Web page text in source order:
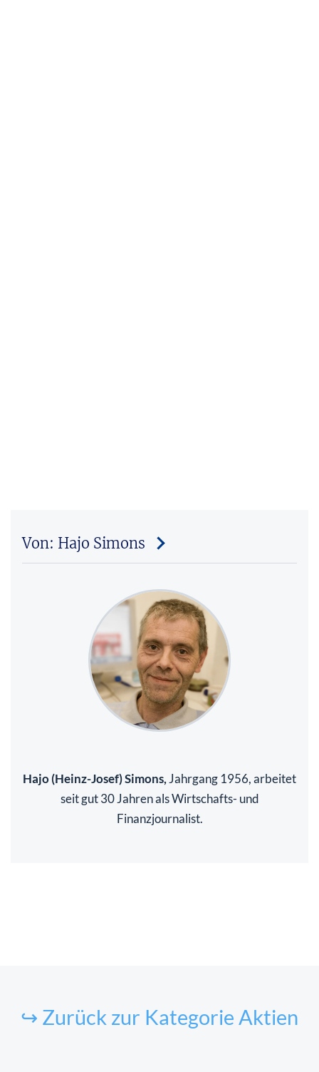
Von: Hajo Simons
Hajo (Heinz-Josef) Simons, Jahrgang 1956, arbeitet
seit gut 30 Jahren als Wirtschafts- und
Finanzjournalist.
↪ Zurück zur Kategorie Aktien